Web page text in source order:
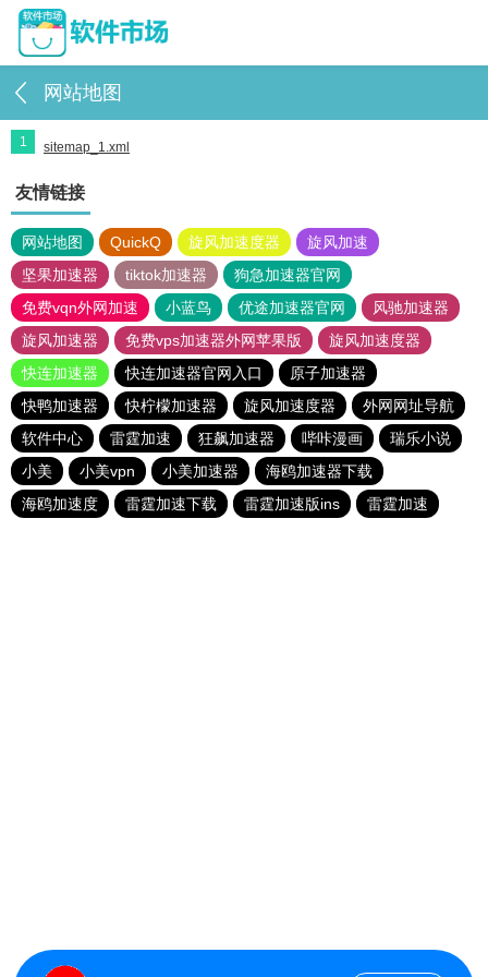
网站地图
1 sitemap_1.xml
友情链接
网站地图 QuickQ 旋风加速度器
旋风加速
坚果加速器
tiktok加速器
狗急加速器官网
免费vqn外网加速
小蓝鸟 优途加速器官网
风驰加速器
旋风加速器
免费vps加速器外网苹果版
旋风加速度器
快连加速器
快连加速器官网入口
原子加速器
快鸭加速器
快柠檬加速器 旋风加速度器
外网网址导航
软件中心
雷霆加速 狂飙加速器 哔咔漫画
瑞乐小说
小美
小美vpn 小美加速器
海鸥加速器下载
海鸥加速度
雷霆加速下载 雷霆加速版ins 雷霆加速